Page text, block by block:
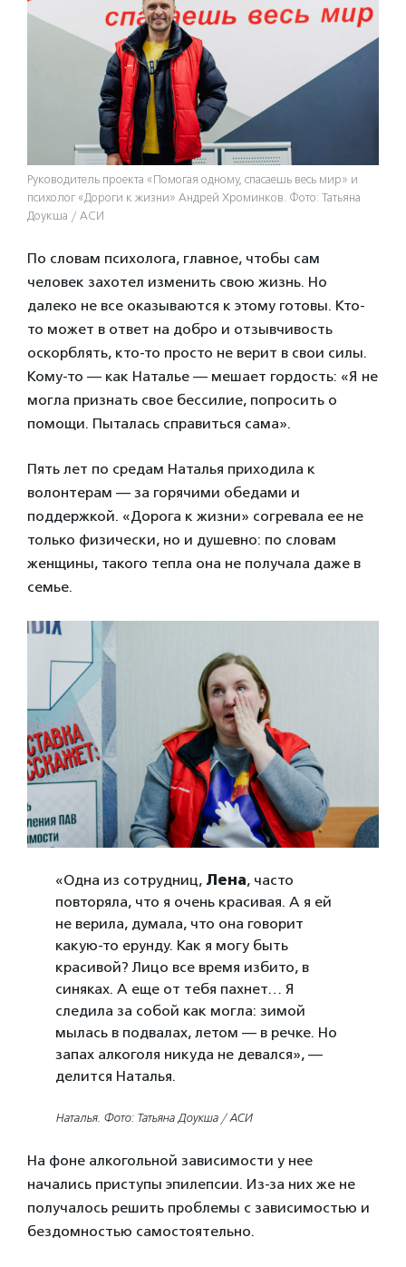
Руководитель проекта «Помогая одному, спасаешь весь мир» и
психолог «Дороги к жизни» Андрей Хроминков. Фото: Татьяна
Доукша / АСИ
По словам психолога, главное, чтобы сам
человек захотел изменить свою жизнь. Но
далеко не все оказываются к этому готовы. Кто-
то может в ответ на добро и отзывчивость
оскорблять, кто-то просто не верит в свои силы.
Кому-то — как Наталье — мешает гордость: «Я не
могла признать свое бессилие, попросить о
помощи. Пыталась справиться сама».
Пять лет по средам Наталья приходила к
волонтерам — за горячими обедами и
поддержкой. «Дорога к жизни» согревала ее не
только физически, но и душевно: по словам
женщины, такого тепла она не получала даже в
семье.
«Одна из сотрудниц, Лена, часто
повторяла, что я очень красивая. А я ей
не верила, думала, что она говорит
какую-то ерунду. Как я могу быть
красивой? Лицо все время избито, в
синяках. А еще от тебя пахнет… Я
следила за собой как могла: зимой
мылась в подвалах, летом — в речке. Но
запах алкоголя никуда не девался», —
делится Наталья.
Наталья. Фото: Татьяна Доукша / АСИ
На фоне алкогольной зависимости у нее
начались приступы эпилепсии. Из-за них же не
получалось решить проблемы с зависимостью и
бездомностью самостоятельно.